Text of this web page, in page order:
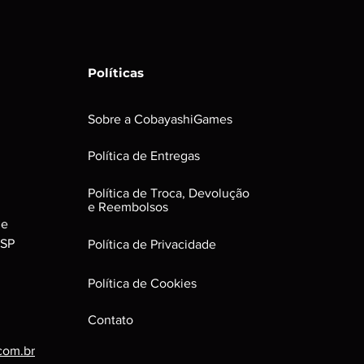
avarias, que não irão afetar
Políticas
Sobre a CobayashiGames
Política de Entregas
Política de Troca, Devolução
e Reembolsos
Política de Privacidade
Política de Cookies
Contato